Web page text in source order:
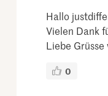
Hallo
Vielen Dank
Liebe Grüsse
0